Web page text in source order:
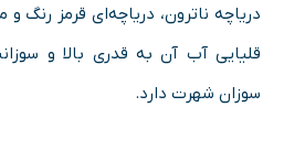
دریاچه ناترون، دریاچه‌ای قرمز
قلیایی آب آن به قدری بالا و
سوزان شهرت دارد.